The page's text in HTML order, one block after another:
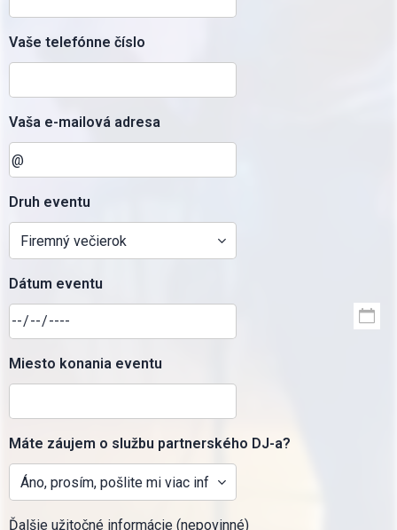
Vaše telefónne číslo
Vaša e-mailová adresa
Druh eventu
Dátum eventu
Miesto konania eventu
Máte záujem o službu partnerského DJ-a?
Ďalšie užitočné informácie (nepovinné)